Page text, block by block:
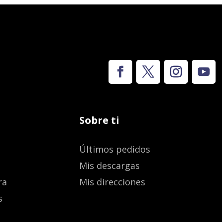
Sobre ti
Últimos pedidos
Mis descargas
Mis direcciones